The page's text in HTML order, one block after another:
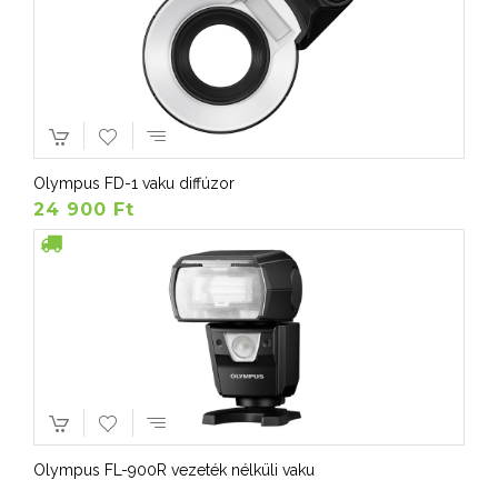
Olympus FD-1 vaku diffúzor
24 900 Ft
Olympus FL-900R vezeték nélküli vaku